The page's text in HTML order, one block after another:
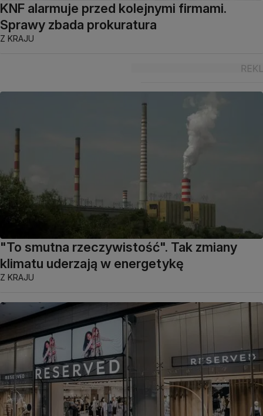
KNF alarmuje przed kolejnymi firmami.
Sprawy zbada prokuratura
Z KRAJU
"To smutna rzeczywistość". Tak zmiany
klimatu uderzają w energetykę
Z KRAJU